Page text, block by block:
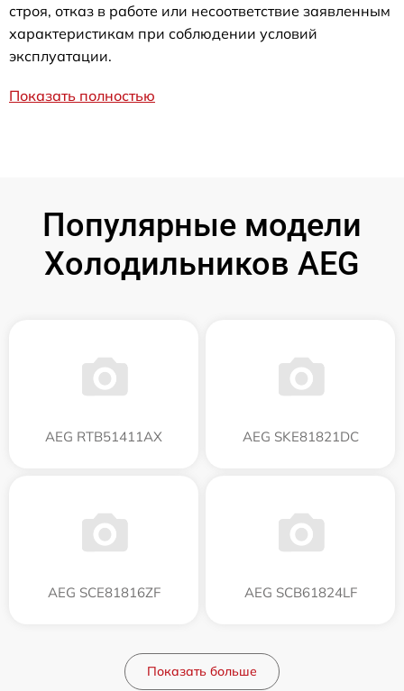
строя, отказ в работе или несоответствие заявленным
характеристикам при соблюдении условий
эксплуатации.
Показать полностью
Популярные модели
Холодильников AEG
AEG RTB51411AX AEG SKE81821DC
AEG SCE81816ZF AEG SCB61824LF
Показать больше